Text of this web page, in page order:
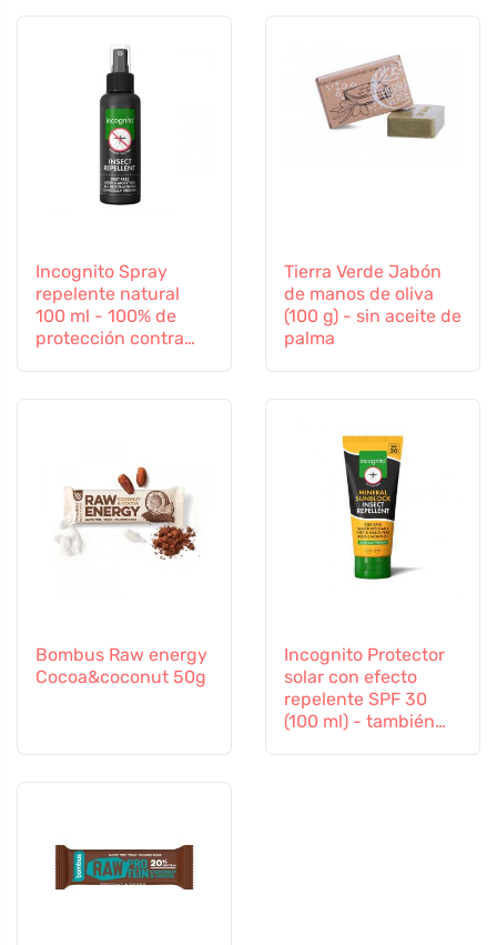
Incognito Spray
repelente natural
100 ml - 100% de
protección contra
Tierra Verde Jabón
de manos de oliva
(100 g) - sin aceite de
palma
Bombus Raw energy
Cocoa&coconut 50g
Incognito Protector
solar con efecto
repelente SPF 30
(100 ml) - también